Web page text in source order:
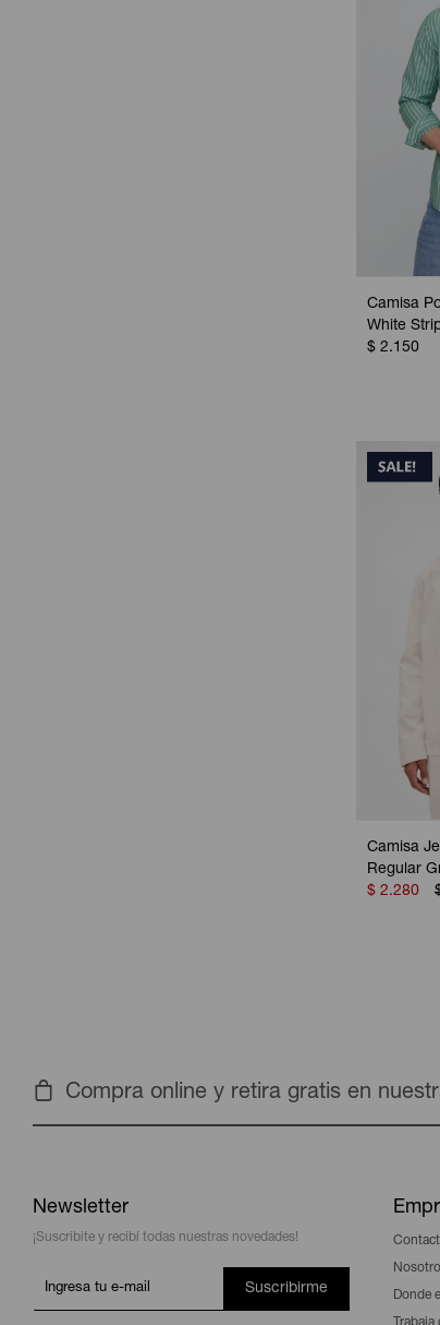
Camisa
White
$ 2.150
Camisa
Regular
$ 2.280
Compra online y retira gratis en
Newsletter
¡Suscribite y recibí todas nuestras novedades!
Suscribirme Donde